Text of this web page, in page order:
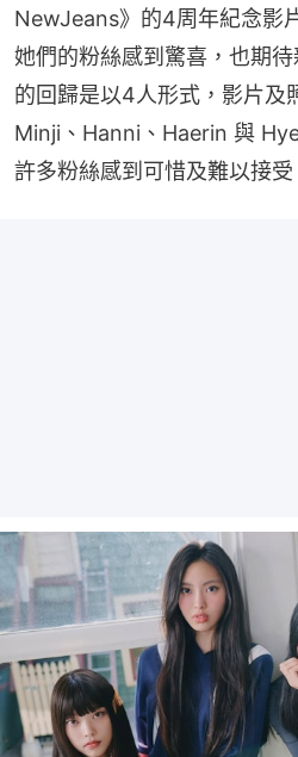
NewJeans》的4周年紀念影
她們的粉絲感到驚喜，也期
的回歸是以4人形式，影片及
Minji、Hanni、Haerin 與
許多粉絲感到可惜及難以接受